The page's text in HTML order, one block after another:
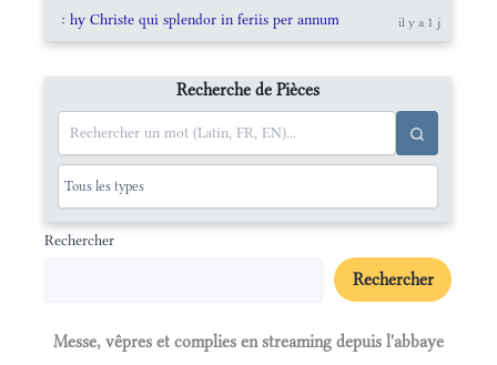
: hy Christe qui splendor in feriis per annum il y a 1 j
Recherche de Pièces
Rechercher
Rechercher
Messe, vêpres et complies en streaming depuis l'abbaye